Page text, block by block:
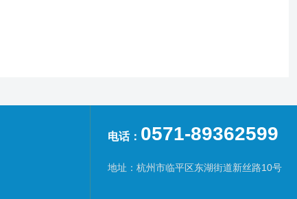
电话： 0571-89362599
地址：杭州市临平区东湖街道新丝路10号